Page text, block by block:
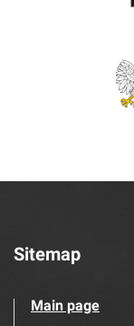
Sitemap
Main page